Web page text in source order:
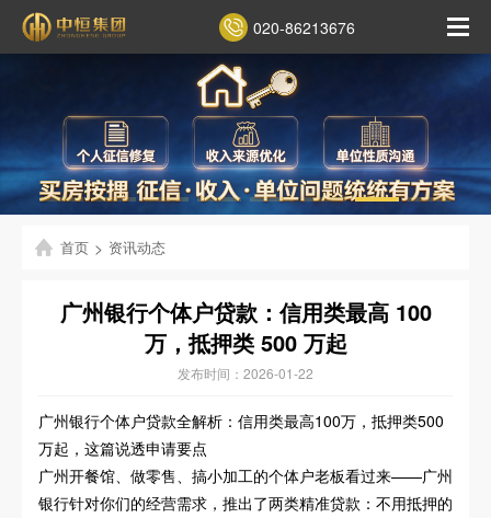
020-86213676
首页 > 资讯动态
广州银行个体户贷款：信用类最高 100
万，抵押类 500 万起
发布时间：2026-01-22
广州银行个体户贷款全解析：信用类最高100万，抵押类500
万起，这篇说透申请要点
广州开餐馆、做零售、搞小加工的个体户老板看过来——广州
银行针对你们的经营需求，推出了两类精准贷款：不用抵押的